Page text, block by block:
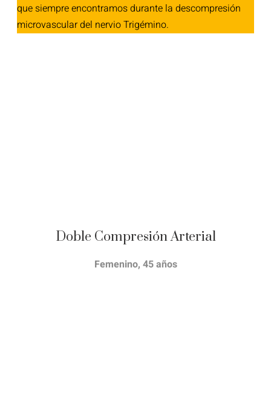
que siempre encontramos durante la descompresión
microvascular del nervio Trigémino.
Doble Compresión Arterial
Femenino, 45 años